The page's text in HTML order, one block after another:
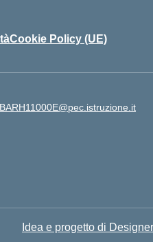
Cookie Policy (UE)
BARH11000E@pec.istruzione.it
Idea e progetto di